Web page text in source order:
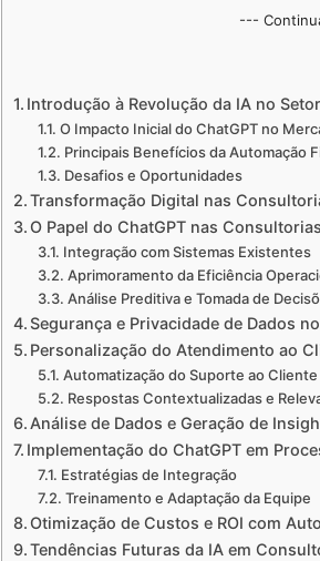
---
Introdução à Revolução da IA no
O Impacto Inicial do ChatGPT no
Principais Benefícios da Automação
Desafios e Oportunidades
Transformação Digital nas
O Papel do ChatGPT nas
Integração com Sistemas Existentes
Aprimoramento da Eficiência
Análise Preditiva e Tomada de
Segurança e Privacidade de Dados
Personalização do Atendimento ao
Automatização do Suporte ao Cliente
Respostas Contextualizadas e
Análise de Dados e Geração de
Implementação do ChatGPT em
Estratégias de Integração
Treinamento e Adaptação da Equipe
Otimização de Custos e ROI com
Tendências Futuras da IA em